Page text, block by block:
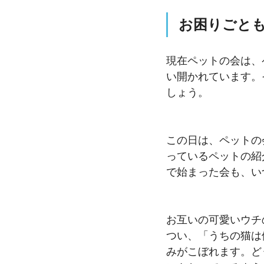
お困りごと
現在ペットの会は
い開かれています。
しょう。
この日は、ペット
っているペットの
で始まった会も、
お互いの可愛いウ
つい、「 うちの猫
みがこぼれます。